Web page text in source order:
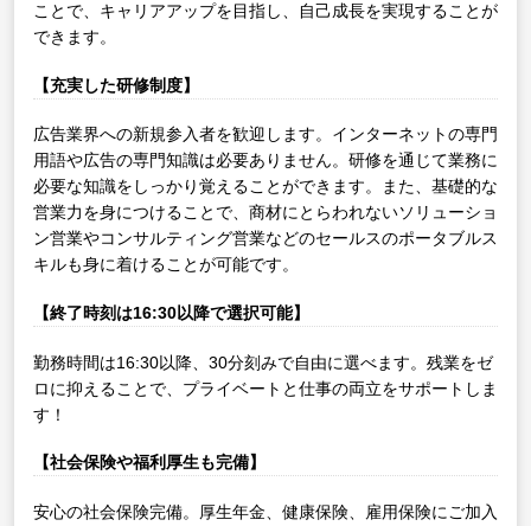
ことで、キャリアアップを目指し、自己成長を実現することが
できます。
【充実した研修制度】
広告業界への新規参入者を歓迎します。インターネットの専門
用語や広告の専門知識は必要ありません。研修を通じて業務に
必要な知識をしっかり覚えることができます。また、基礎的な
営業力を身につけることで、商材にとらわれないソリューショ
ン営業やコンサルティング営業などのセールスのポータブルス
キルも身に着けることが可能です。
【終了時刻は16:30以降で選択可能】
勤務時間は16:30以降、30分刻みで自由に選べます。残業をゼ
ロに抑えることで、プライベートと仕事の両立をサポートしま
す！
【社会保険や福利厚生も完備】
安心の社会保険完備。厚生年金、健康保険、雇用保険にご加入